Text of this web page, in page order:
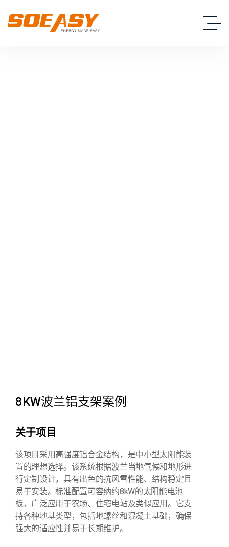
8KW波兰铝支架案例
关于项目
该项目采用高强度铝合金结构，是中小型太阳能装
置的理想选择。该系统根据波兰当地气候和地形进
行定制设计，具有出色的抗风雪性能、结构稳定且
易于安装。标准配置可容纳约8kW的太阳能电池
板，广泛应用于农场、住宅电站及类似应用。它支
持各种地基类型，包括地螺丝和混凝土基础，确保
强大的适应性并易于长期维护。